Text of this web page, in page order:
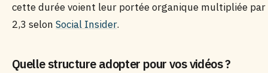
cette durée voient leur portée organique multipliée par
2,3 selon Social Insider.
Quelle structure adopter pour vos vidéos ?